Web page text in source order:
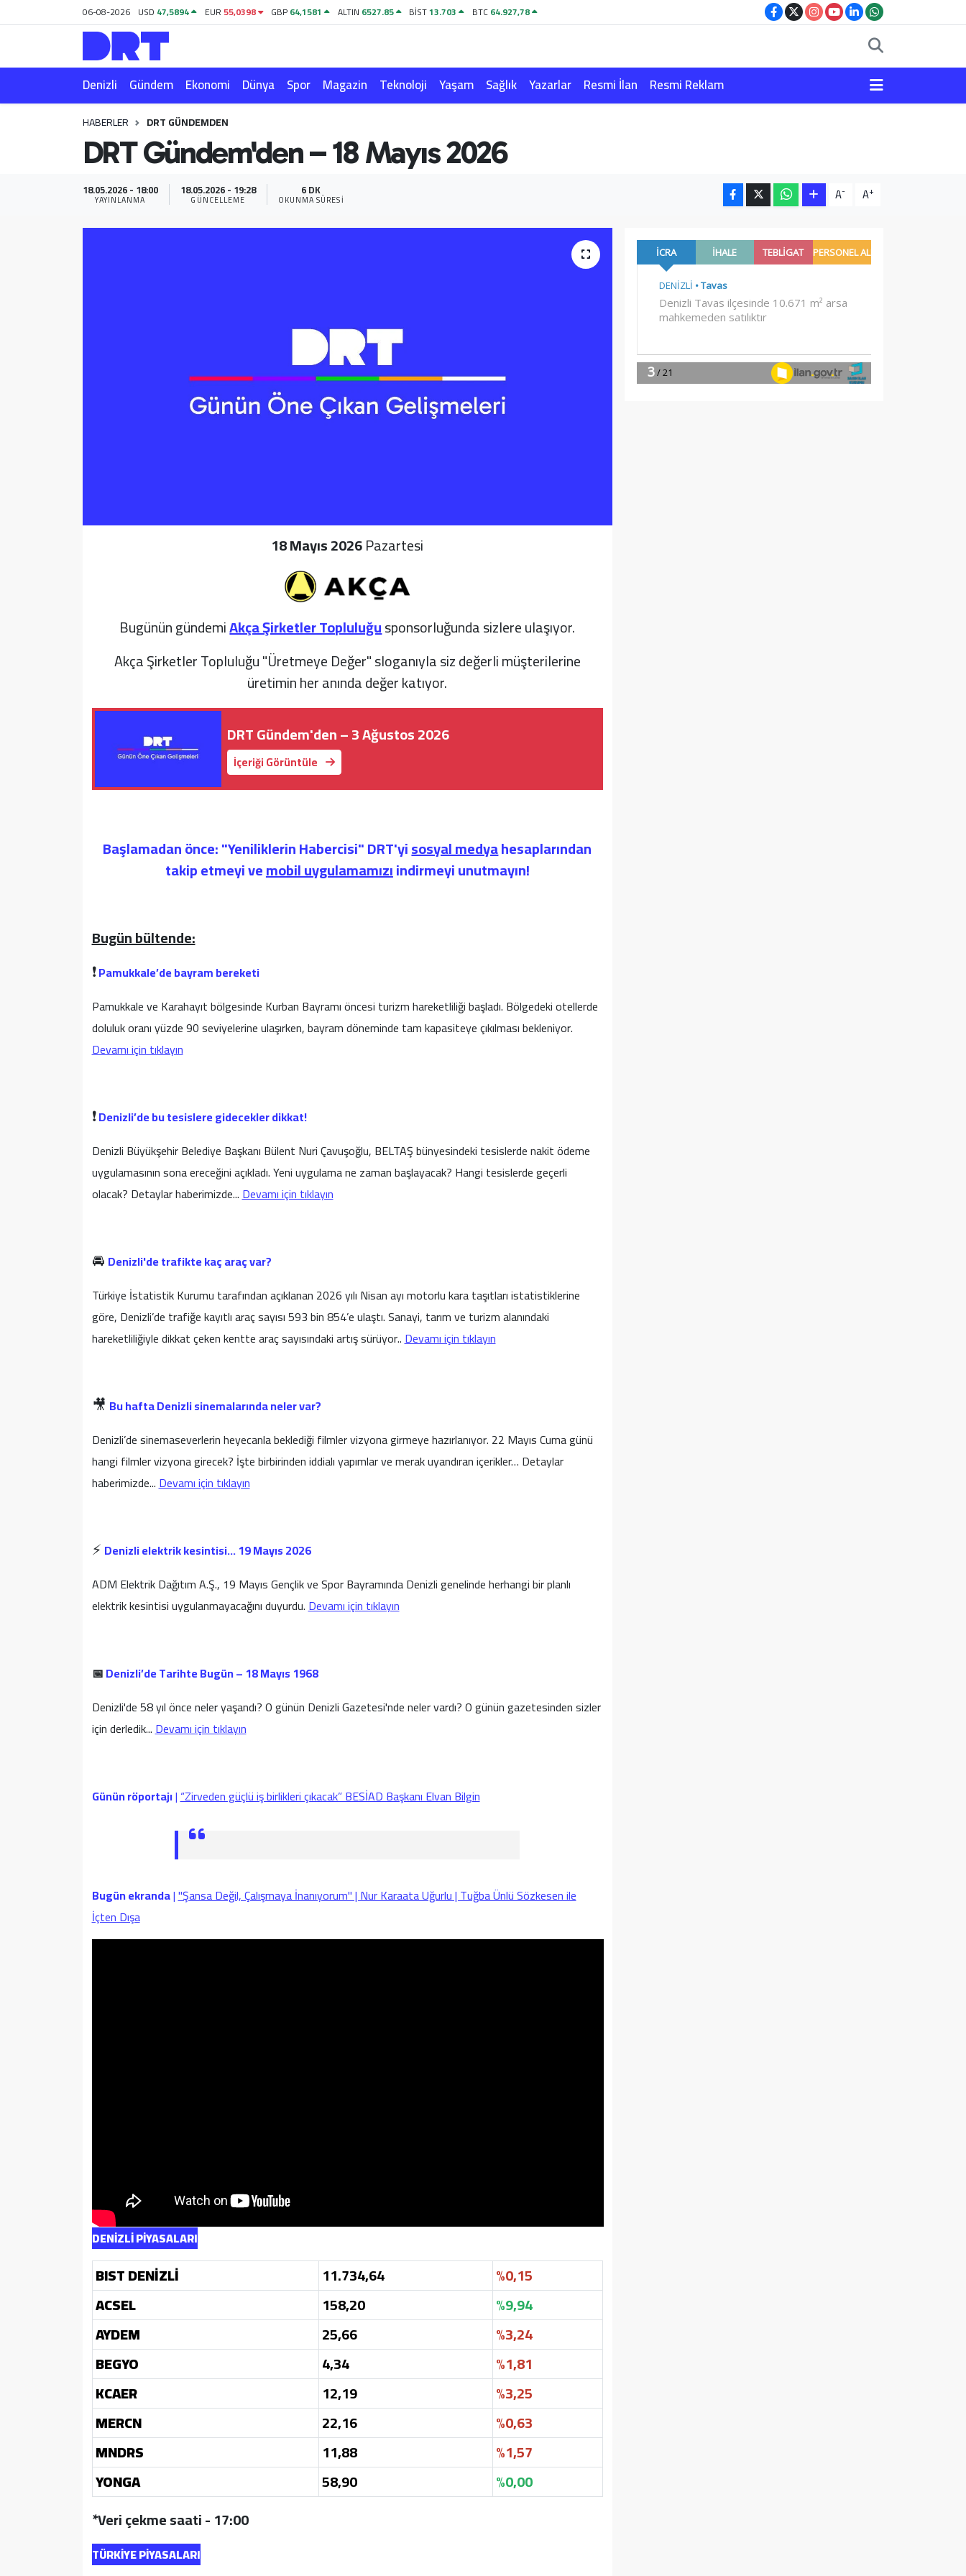
06-08-2026 USD 47,5894 EUR55,0398 GBP64,1581 ALTIN 6527.85 BİST13.703 BTC64.927,78
Denizli Gündem Ekonomi Dünya Spor Magazin Teknoloji Yaşam Sağlık Yazarlar Resmi İlan Resmi Reklam
HABERLER DRT GÜNDEMDEN
DRT Gündem'den – 18 Mayıs 2026
18.05.2026 - 18:00
YAYINLANMA
18.05.2026 - 19:28
GÜNCELLEME
6 DK
OKUNMA SÜRESI A- A+
18 Mayıs 2026Pazartesi
Bugünün gündemiAkça Şirketler Topluluğusponsorluğunda sizlere ulaşıyor.
Akça Şirketler Topluluğu "Üretmeye Değer" sloganıyla siz değerli müşterilerine
üretimin her anında değer katıyor.
DRT Gündem'den – 3 Ağustos 2026
İçeriği Görüntüle
Başlamadan önce: "Yeniliklerin Habercisi" DRT'yisosyal medyahesaplarından
takip etmeyi vemobil uygulamamızıindirmeyi unutmayın!
Bugün bültende:
❗Pamukkale’de bayram bereketi
Pamukkale ve Karahayıt bölgesinde Kurban Bayramı öncesi turizm hareketliliği başladı. Bölgedeki otellerde
doluluk oranı yüzde 90 seviyelerine ulaşırken, bayram döneminde tam kapasiteye çıkılması bekleniyor.
Devamı için tıklayın
❗Denizli’de bu tesislere gidecekler dikkat!
Denizli Büyükşehir Belediye Başkanı Bülent Nuri Çavuşoğlu, BELTAŞ bünyesindeki tesislerde nakit ödeme
uygulamasının sona ereceğini açıkladı. Yeni uygulama ne zaman başlayacak? Hangi tesislerde geçerli
olacak? Detaylar haberimizde...Devamı için tıklayın
🚘 Denizli'de trafikte kaç araç var?
Türkiye İstatistik Kurumu tarafından açıklanan 2026 yılı Nisan ayı motorlu kara taşıtları istatistiklerine
göre, Denizli’de trafiğe kayıtlı araç sayısı 593 bin 854’e ulaştı. Sanayi, tarım ve turizm alanındaki
hareketliliğiyle dikkat çeken kentte araç sayısındaki artış sürüyor..Devamı için tıklayın
🎥 Bu hafta Denizli sinemalarında neler var?
Denizli’de sinemaseverlerin heyecanla beklediği filmler vizyona girmeye hazırlanıyor. 22 Mayıs Cuma günü
hangi filmler vizyona girecek? İşte birbirinden iddialı yapımlar ve merak uyandıran içerikler… Detaylar
haberimizde...Devamı için tıklayın
⚡️ Denizli elektrik kesintisi… 19 Mayıs 2026
ADM Elektrik Dağıtım A.Ş., 19 Mayıs Gençlik ve Spor Bayramında Denizli genelinde herhangi bir planlı
elektrik kesintisi uygulanmayacağını duyurdu.Devamı için tıklayın
📅Denizli’de Tarihte Bugün – 18 Mayıs 1968
Denizli'de 58 yıl önce neler yaşandı? O günün Denizli Gazetesi'nde neler vardı? O günün gazetesinden sizler
için derledik...Devamı için tıklayın
Günün röportajı|“Zirveden güçlü iş birlikleri çıkacak” BESİAD Başkanı Elvan Bilgin
Bugün ekranda|"Şansa Değil, Çalışmaya İnanıyorum" | Nur Karaata Uğurlu | Tuğba Ünlü Sözkesen ile
İçten Dışa
DENİZLİ PİYASALARI
BIST DENİZLİ 11.734,64
%0,15
ACSEL
158,20
%9,94
AYDEM
25,66
%3,24
BEGYO
4,34
%1,81
KCAER
12,19
%3,25
MERCN
22,16
%0,63
MNDRS
11,88
%1,57
YONGA
58,90
%0,00
*Veri çekme saati - 17:00
TÜRKİYE PİYASALARI
Gündem
Ekonomi
Hava Durumu
Trafik Durumu
Puan Durumu ve Fikstür
Tüm Manşetler
Son Dakika Haberleri